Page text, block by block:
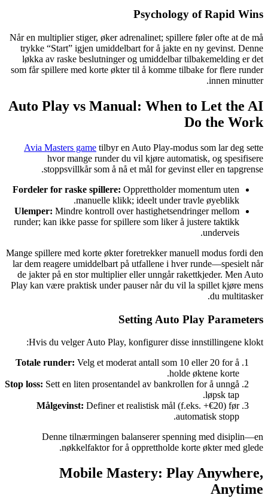
Psychology of Rapid Wins
Når en multiplier stiger, øker adrenalinet; spillere føler ofte at de må
trykke “Start” igjen umiddelbart for å jakte en ny gevinst. Denne
løkka av raske beslutninger og umiddelbar tilbakemelding er det
som får spillere med korte økter til å komme tilbake for flere runder
innen minutter.
Auto Play vs Manual: When to Let the AI
Do the Work
Avia Masters game tilbyr en Auto Play-modus som lar deg sette
hvor mange runder du vil kjøre automatisk, og spesifisere
stoppsvillkår som å nå et mål for gevinst eller en tapgrense.
Fordeler for raske spillere: Opprettholder momentum uten
manuelle klikk; ideelt under travle øyeblikk.
Ulemper: Mindre kontroll over hastighetsendringer mellom
runder; kan ikke passe for spillere som liker å justere taktikk
underveis.
Mange spillere med korte økter foretrekker manuell modus fordi den
lar dem reagere umiddelbart på utfallene i hver runde—spesielt når
de jakter på en stor multiplier eller unngår rakettkjeder. Men Auto
Play kan være praktisk under pauser når du vil la spillet kjøre mens
du multitasker.
Setting Auto Play Parameters
Hvis du velger Auto Play, konfigurer disse innstillingene klokt:
Totale runder: Velg et moderat antall som 10 eller 20 for å
holde øktene korte.
Stop loss: Sett en liten prosentandel av bankrollen for å unngå
løpsk tap.
Målgevinst: Definer et realistisk mål (f.eks. +€20) før
automatisk stopp.
Denne tilnærmingen balanserer spenning med disiplin—en
nøkkelfaktor for å opprettholde korte økter med glede.
Mobile Mastery: Play Anywhere,
Anytime